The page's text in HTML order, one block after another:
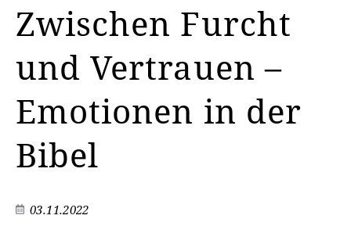
Zwischen Furcht
und Vertrauen –
Emotionen in der
Bibel
03.11.2022